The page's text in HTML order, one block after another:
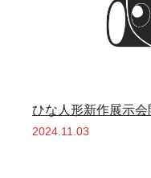
ひな人形新作展示会
2024.11.03